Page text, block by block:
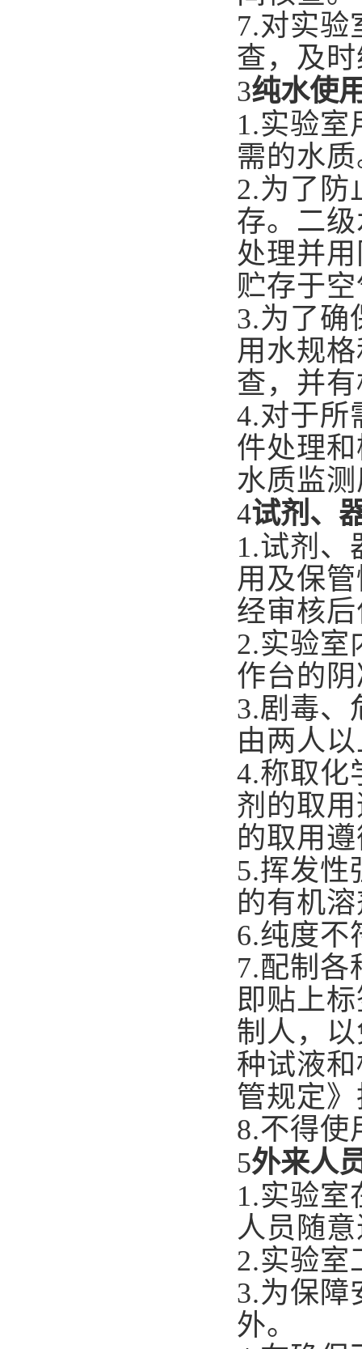
7.对实验
查，及
3纯水使
1.实验室
需的水
2.为了防
存。二
处理并
贮存于
3.为了确
用水规
查，并
4.对于所
件处理
水质监
4试剂、
1.试剂、
用及保
经审核
2.实验室
作台的
3.剧毒、
由两人
4.称取化
剂的取
的取用
5.挥发性
的有机
6.纯度不
7.配制各
即贴上
制人，
种试液
管规定
8.不得使
5外来人
1.实验室
人员随
2.实验室
3.为保障
外。